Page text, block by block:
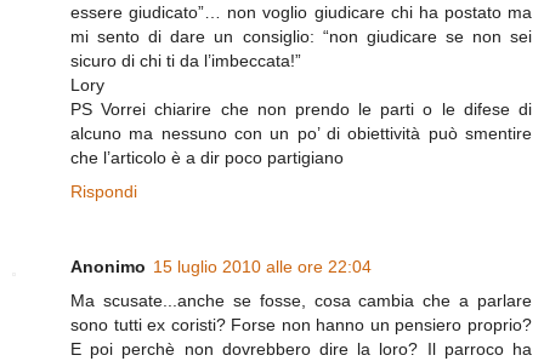
essere giudicato”… non voglio giudicare chi ha postato ma
mi sento di dare un consiglio: “non giudicare se non sei
sicuro di chi ti da l’imbeccata!”
Lory
PS Vorrei chiarire che non prendo le parti o le difese di
alcuno ma nessuno con un po’ di obiettività può smentire
che l’articolo è a dir poco partigiano
Rispondi
Anonimo 15 luglio 2010 alle ore 22:04
Ma scusate...anche se fosse, cosa cambia che a parlare
sono tutti ex coristi? Forse non hanno un pensiero proprio?
E poi perchè non dovrebbero dire la loro? Il parroco ha